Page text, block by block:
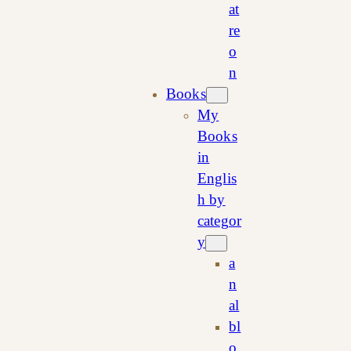
at
re
o
n
Books
My
Books
in
Englis
h by
categor
y
a
n
al
bl
o